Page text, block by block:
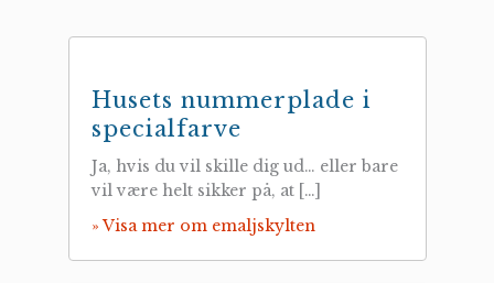
Husets nummerplade i
specialfarve
Ja, hvis du vil skille dig ud… eller bare
vil være helt sikker på, at […]
» Visa mer om emaljskylten